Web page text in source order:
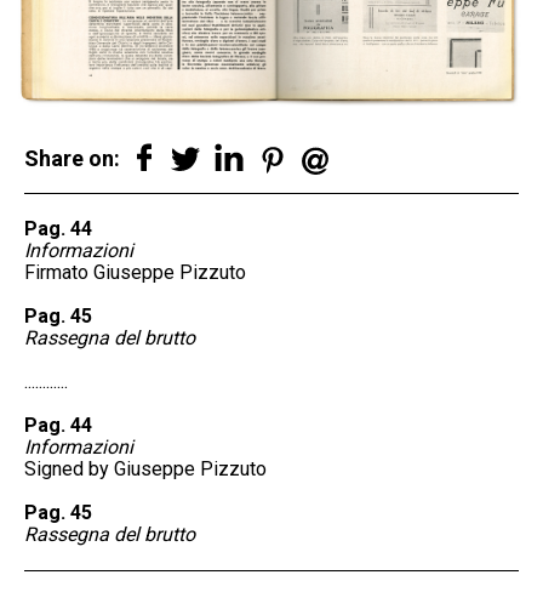
Share on:
Pag. 44
Informazioni
Firmato Giuseppe Pizzuto
Pag. 45
Rassegna del brutto
............
Pag. 44
Informazioni
Signed by Giuseppe Pizzuto
Pag. 45
Rassegna del brutto